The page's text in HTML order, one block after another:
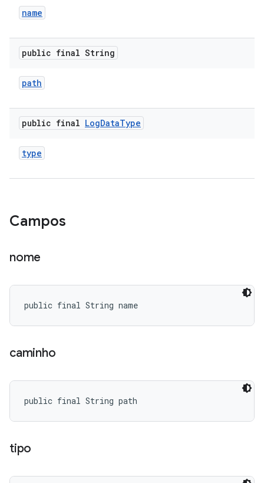
name
public final String
path
public final LogDataType
type
Campos
nome
public final String name
caminho
public final String path
tipo